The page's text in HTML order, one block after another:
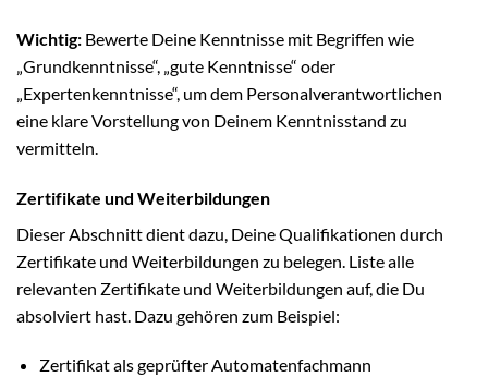
Wichtig: Bewerte Deine Kenntnisse mit Begriffen wie
„Grundkenntnisse“, „gute Kenntnisse“ oder
„Expertenkenntnisse“, um dem Personalverantwortlichen
eine klare Vorstellung von Deinem Kenntnisstand zu
vermitteln.
Zertifikate und Weiterbildungen
Dieser Abschnitt dient dazu, Deine Qualifikationen durch
Zertifikate und Weiterbildungen zu belegen. Liste alle
relevanten Zertifikate und Weiterbildungen auf, die Du
absolviert hast. Dazu gehören zum Beispiel:
Zertifikat als geprüfter Automatenfachmann